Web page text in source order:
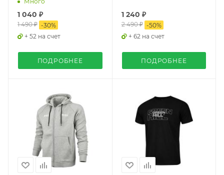
1 040 ₽
1 490 ₽ -30%
+ 52 на счет
ПОДРОБНЕЕ
1 240 ₽
2 490 ₽ -50%
+ 62 на счет
ПОДРОБНЕЕ